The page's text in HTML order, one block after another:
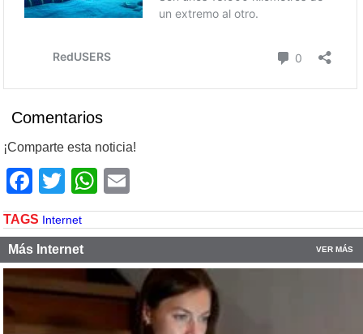
Comentarios
¡Comparte esta noticia!
Facebook
TwitterWhatsApp
TAGS Internet
Más Internet VER MÁS